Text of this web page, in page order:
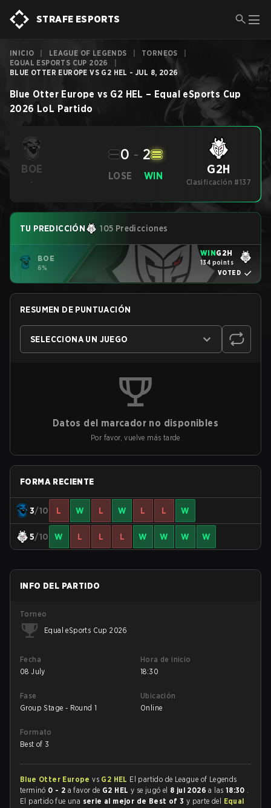
STRAFE ESPORTS
INICIO LEAGUE OF LEGENDS TORNEOS
EQUAL ESPORTS CUP 2026
BLUE OTTER EUROPE VS G2 HEL - JUL 8, 2026
Blue Otter Europe vs G2 HEL – Equal eSports Cup
2026 LoL Partido
BOE
-
LOSE
0 - 2
WIN G2H
Clasificación #137
TU PREDICCIÓN 105 Predicciones
BOE
6%
WING2H
134 points
VOTED
RESUMEN DE PUNTUACIÓN
SELECCIONA UN JUEGO
Datos del marcador no disponibles
Por favor, vuelve más tarde
FORMA RECIENTE
3/10 L W L W L L W
5/10 W L L L W W W W
INFO DEL PARTIDO
Torneo
Equal eSports Cup 2026
Fecha
08 July
Hora de inicio
18:30
Fase
Group Stage - Round 1
Ubicación
Online
Formato
Best of 3
Blue Otter Europevs G2 HEL El partido de League of Legends
terminó 0 - 2 a favor de G2 HEL y se jugó el 8 jul 2026a las 18:30 .
El partido fue una serie al mejor de Best of 3 y parte del Equal